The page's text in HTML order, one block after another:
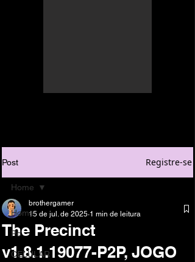
Post Registre-se
Home
Pc
CELULAR
Home
The Precinct
v1.8.1.19077-P2P, JOGO
brothergamer
15 de jul. de 2025 1 min de leitura